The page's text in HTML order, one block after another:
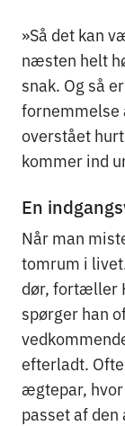
»Så det kan
næsten helt
snak. Og så
fornemmelse
overstået
kommer ind
En
Når man
tomrum i
dør, fortæller
spørger han
efterladt.
ægtepar,
passet af